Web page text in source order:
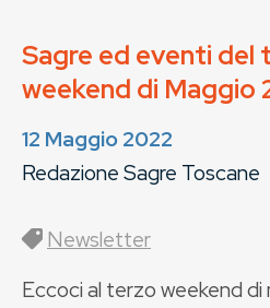
Sagre ed eventi del
weekend di Maggio
12 Maggio 2022
Redazione Sagre Toscane
Newsletter
Eccoci al terzo weekend di